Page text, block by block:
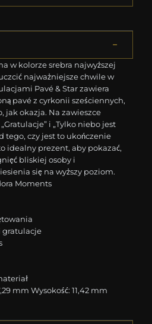
w kolorze srebra najwyższej
najważniejsze chwile w
Pavé & Star zawiera
pavé z cyrkonii sześciennych,
jak okazja. Na zawieszce
i „Tylko niebo jest
tego, czy jest to ukończenie
idealny prezent, aby pokazać,
bliskiej osoby i
się na wyższy poziom.
Moments
gratulacje
mm Wysokość: 11,42 mm